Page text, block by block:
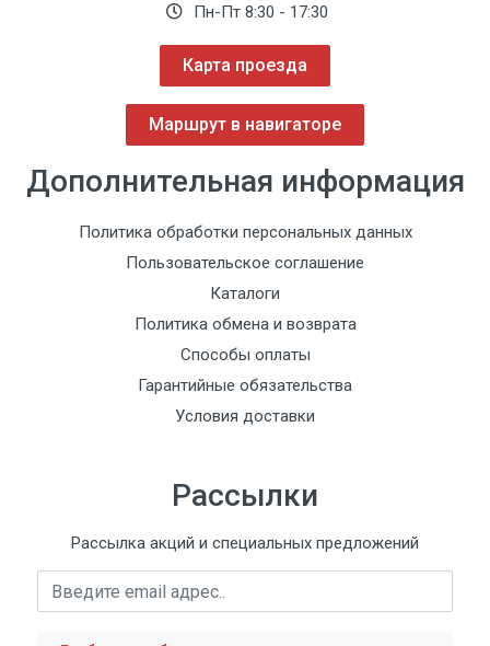
Пн-Пт 8:30 - 17:30
Карта проезда
Маршрут в навигаторе
Дополнительная информация
Политика обработки персональных данных
Пользовательское соглашение
Каталоги
Политика обмена и возврата
Способы оплаты
Гарантийные обязательства
Условия доставки
Рассылки
Рассылка акций и специальных предложений